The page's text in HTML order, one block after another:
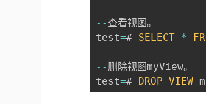
--查看视图。
test=# SELECT *
--删除视图myView。
test=# DROP VIEW